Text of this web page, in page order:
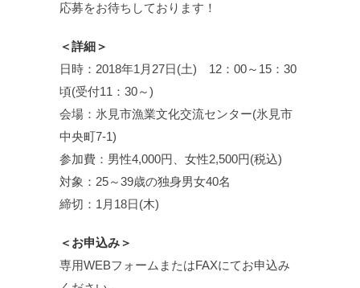
応募をお待ちしております！
＜詳細＞
日時：2018年1月27日(土) 12：00～15：30
頃(受付11：30～)
会場：氷見市漁業文化交流センター(氷見市
中央町7-1)
参加費：男性4,000円、女性2,500円(税込)
対象：25～39歳の独身男女40名
締切：1月18日(木)
＜お申込み＞
専用WEBフォームまたはFAXにてお申込み